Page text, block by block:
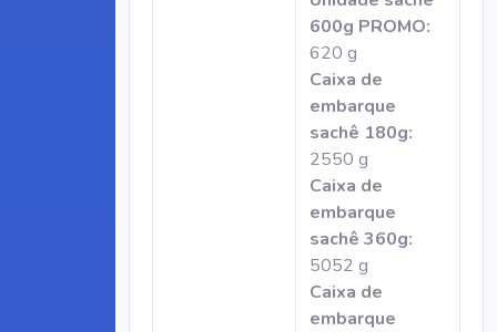
600g PROMO:
620 g
Caixa de
embarque
sachê 180g:
2550 g
Caixa de
embarque
sachê 360g:
5052 g
Caixa de
embarque